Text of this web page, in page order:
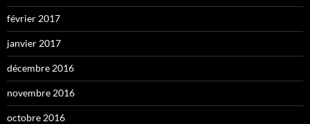
février 2017
janvier 2017
décembre 2016
novembre 2016
octobre 2016